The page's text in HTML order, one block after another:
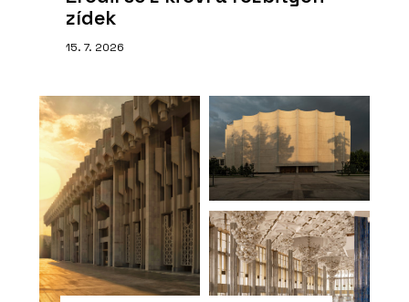
zídek
15. 7. 2026